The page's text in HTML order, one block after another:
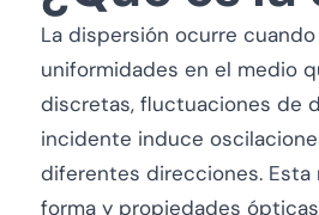
La dispersión ocurre
uniformidades en el medio
discretas, fluctuaciones de
incidente induce
diferentes direcciones.
forma y propiedades